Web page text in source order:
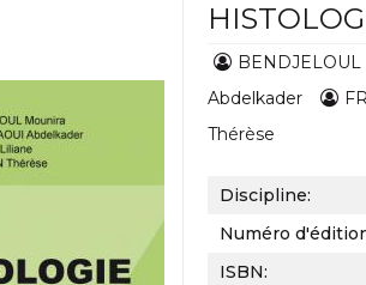
Abdelkader
Thérèse
Discipline:
Numéro
ISBN: